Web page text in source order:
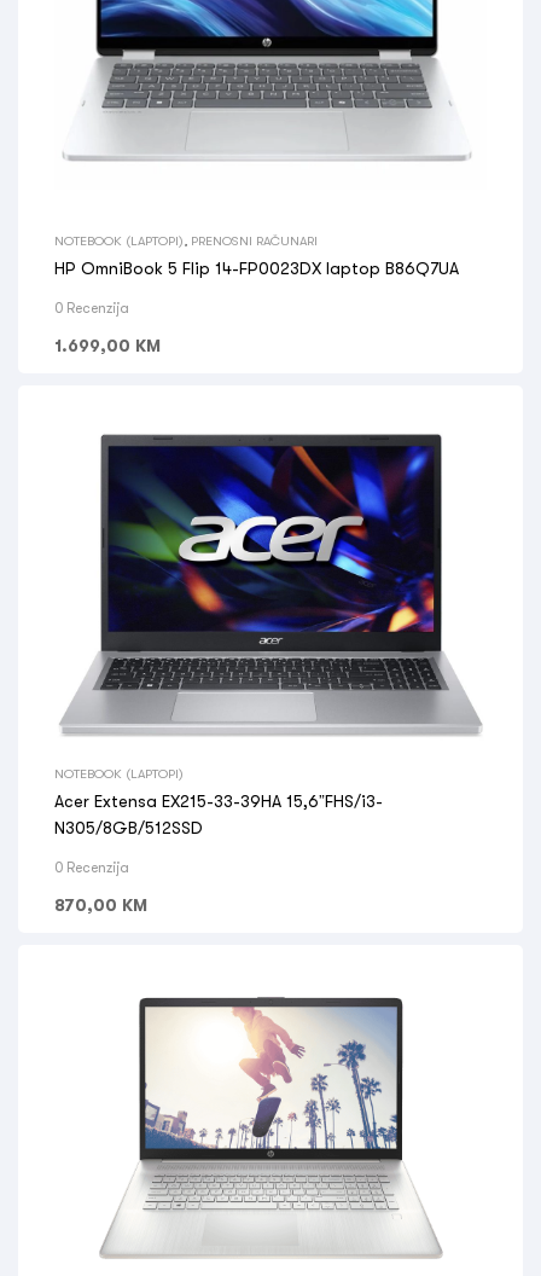
NOTEBOOK (LAPTOPI) PRENOSNI RAČUNARI
HP OmniBook 5 Flip 14-FP0023DX laptop B86Q7UA
0 Recenzija
1.699,00 KM
NOTEBOOK (LAPTOPI)
Acer Extensa EX215-33-39HA 15,6”FHS/i3-
N305/8GB/512SSD
0 Recenzija
870,00 KM